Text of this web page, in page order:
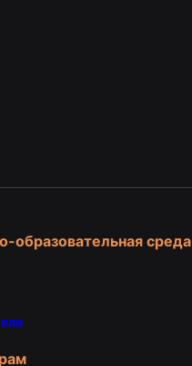
образовательная среда